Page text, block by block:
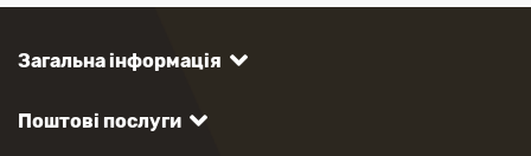
Загальна інформація
Поштові послуги